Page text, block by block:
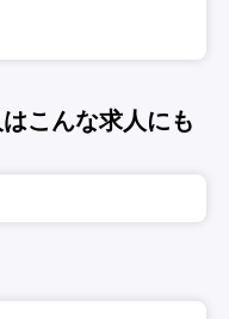
こんな求人にも